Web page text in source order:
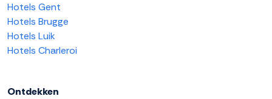
Hotels Gent
Hotels Brugge
Hotels Luik
Hotels Charleroi
Ontdekken